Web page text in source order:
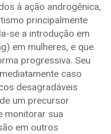
à ação androgênica,
principalmente
se a introdução em
em mulheres, e que
progressiva. Seu
caso
desagradáveis
um precursor
monitorar sua
em outros